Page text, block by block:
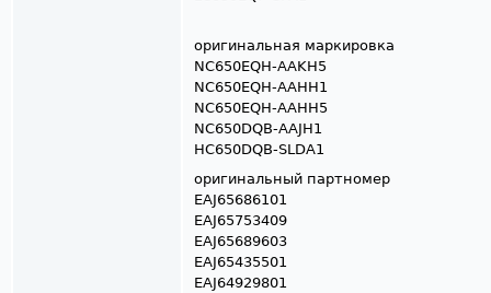
оригинальная маркировка
NC650EQH-AAKH5
NC650EQH-AAHH1
NC650EQH-AAHH5
NC650DQB-AAJH1
HC650DQB-SLDA1
оригинальный партномер
EAJ65686101
EAJ65753409
EAJ65689603
EAJ65435501
EAJ64929801